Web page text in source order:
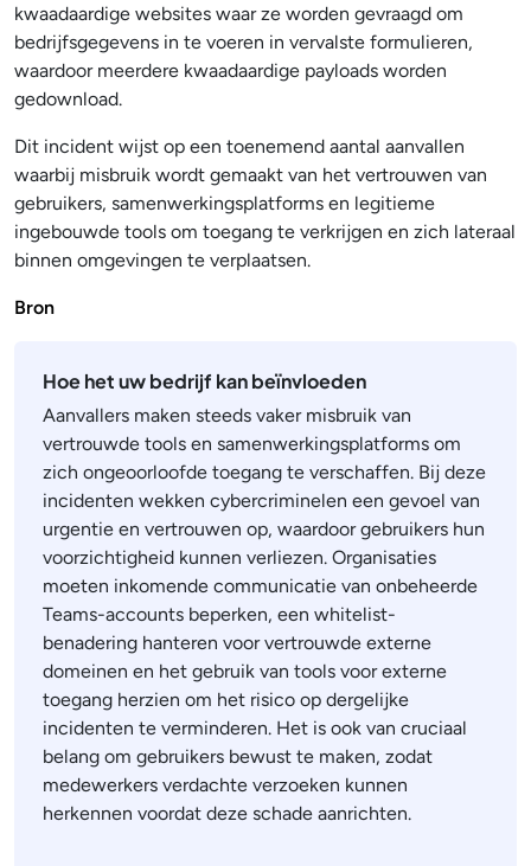
kwaadaardige websites waar ze worden gevraagd om
bedrijfsgegevens in te voeren in vervalste formulieren,
waardoor meerdere kwaadaardige payloads worden
gedownload.
Dit incident wijst op een toenemend aantal aanvallen
waarbij misbruik wordt gemaakt van het vertrouwen van
gebruikers, samenwerkingsplatforms en legitieme
ingebouwde tools om toegang te verkrijgen en zich lateraal
binnen omgevingen te verplaatsen.
Bron
Hoe het uw bedrijf kan beïnvloeden
Aanvallers maken steeds vaker misbruik van
vertrouwde tools en samenwerkingsplatforms om
zich ongeoorloofde toegang te verschaffen. Bij deze
incidenten wekken cybercriminelen een gevoel van
urgentie en vertrouwen op, waardoor gebruikers hun
voorzichtigheid kunnen verliezen. Organisaties
moeten inkomende communicatie van onbeheerde
Teams-accounts beperken, een whitelist-
benadering hanteren voor vertrouwde externe
domeinen en het gebruik van tools voor externe
toegang herzien om het risico op dergelijke
incidenten te verminderen. Het is ook van cruciaal
belang om gebruikers bewust te maken, zodat
medewerkers verdachte verzoeken kunnen
herkennen voordat deze schade aanrichten.